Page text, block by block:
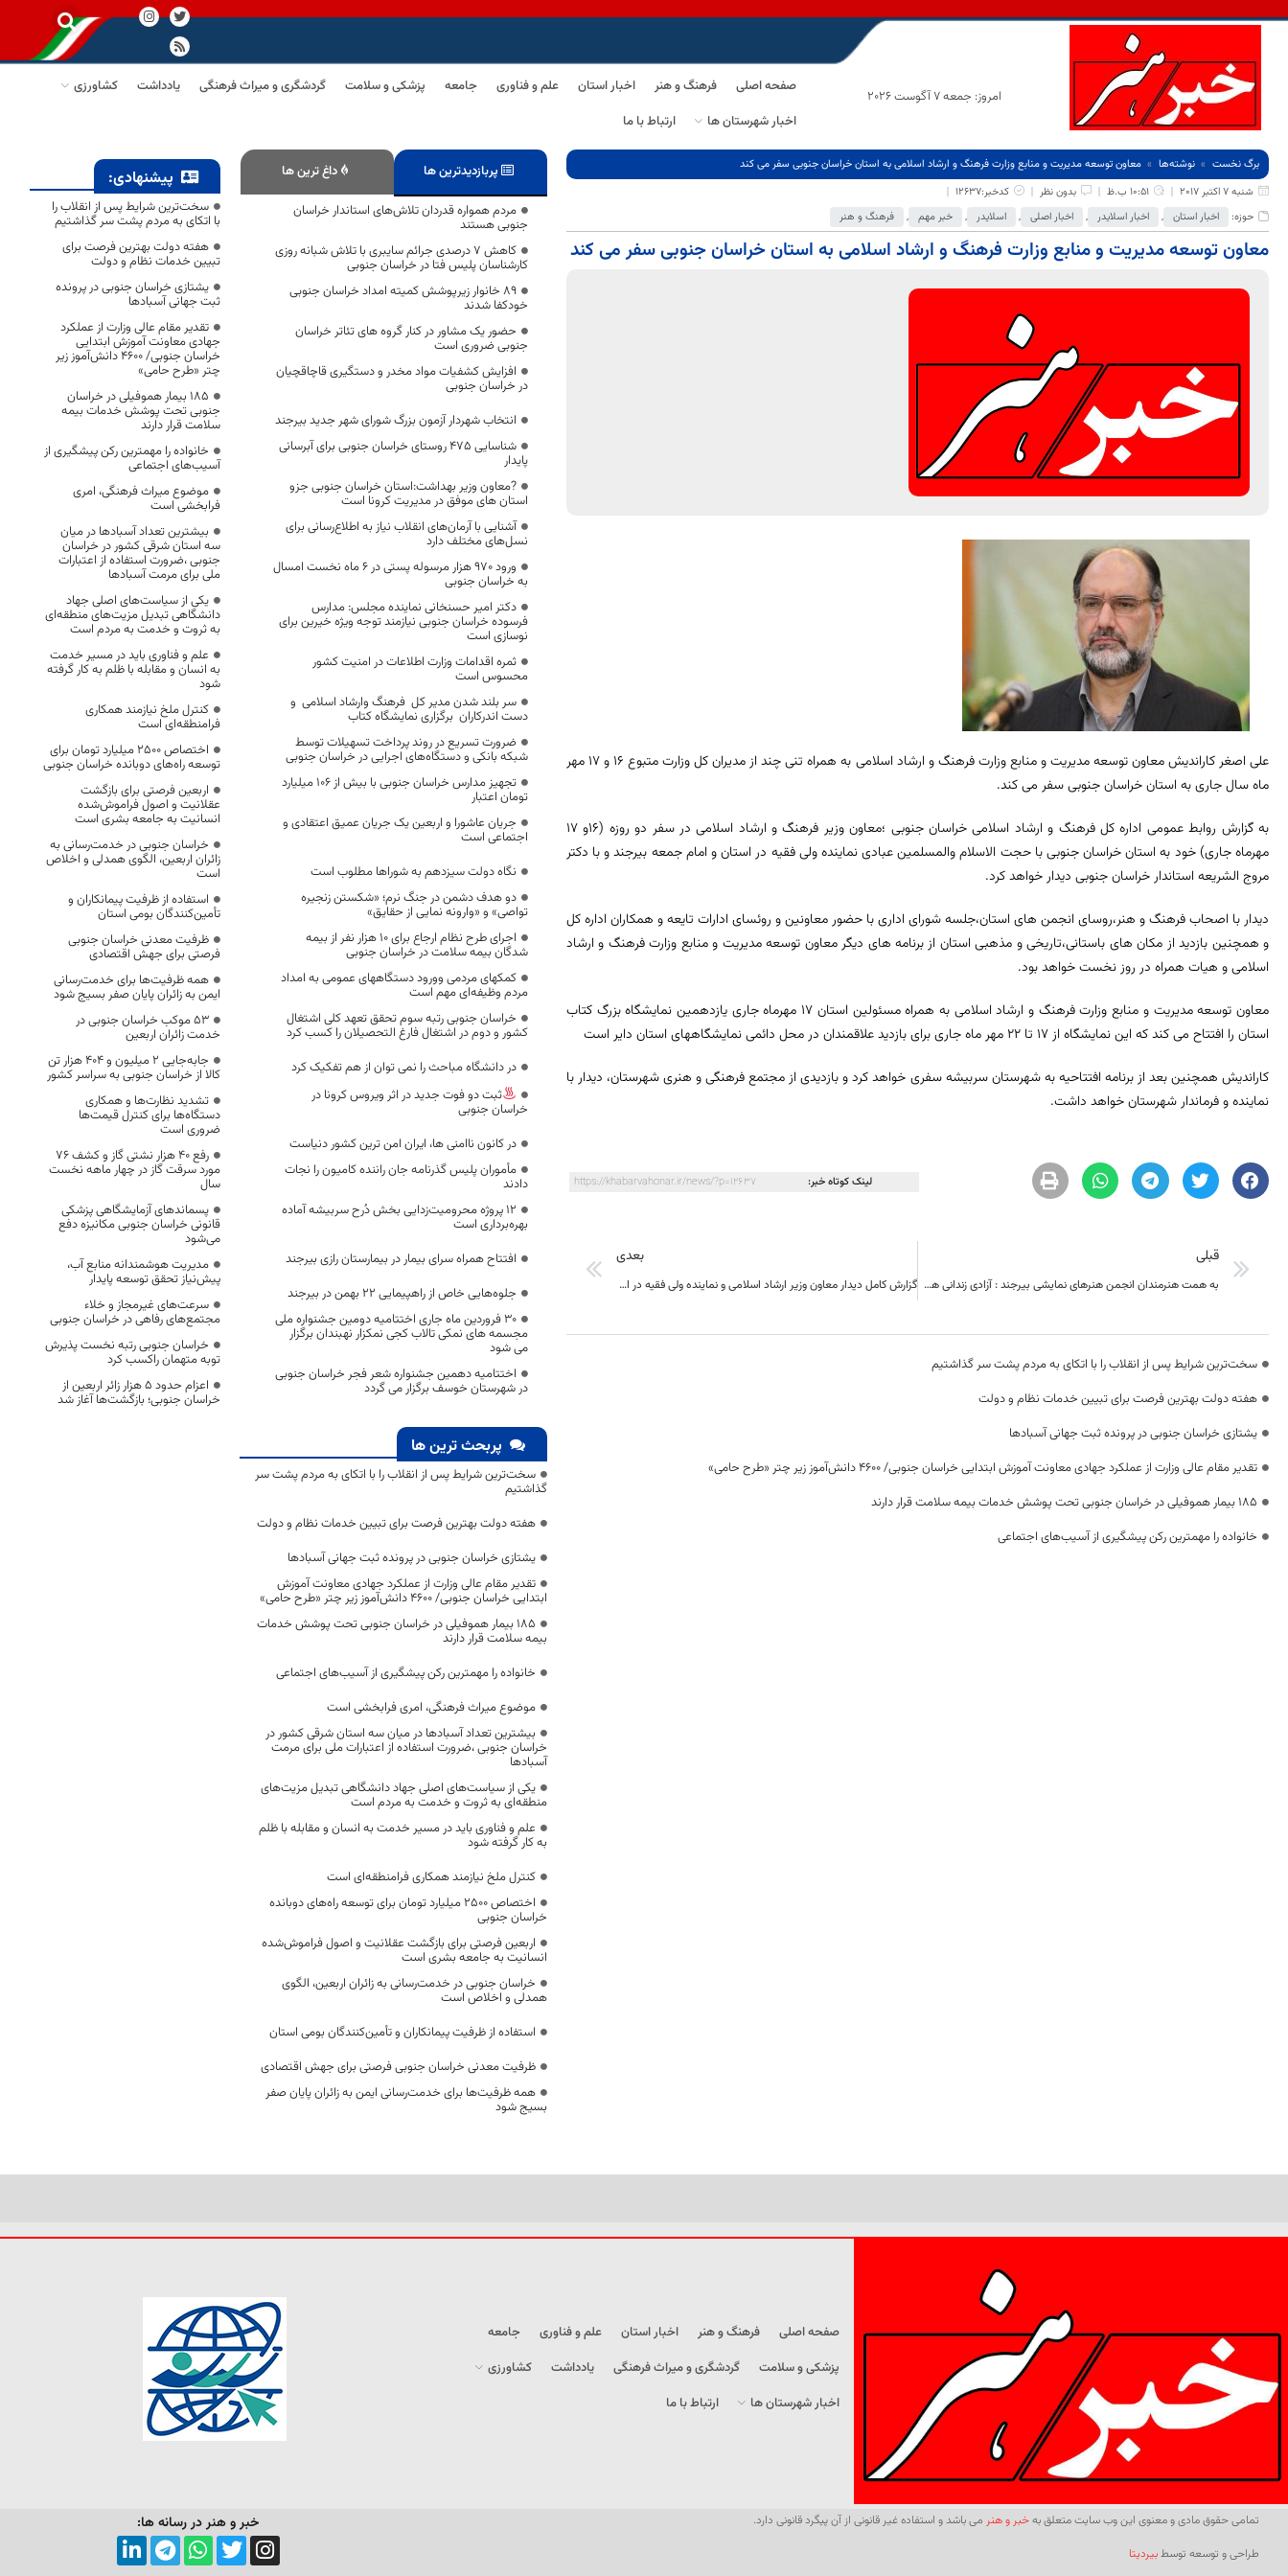
امروز: جمعه 7 آگوست 2026
صفحه اصلی فرهنگ و هنر اخبار استان علم و فناوری جامعه پزشکی و سلامت گردشگری و میراث فرهنگی یادداشت
کشاورزی
اخبار شهرستان ها
ارتباط با ما
برگ نخست نوشته‌ها
معاون توسعه مدیریت و منابع وزارت فرهنگ و ارشاد اسلامی به استان خراسان جنوبی سفر می کند
شنبه 7 اکتبر 2017
10:51 ب.ظ بدون نظر
کدخبر:12637
حوزه:
اخبار استان , اخبار اسلایدر , اخبار اصلی , اسلایدر , خبر مهم , فرهنگ و هنر
معاون توسعه مدیریت و منابع وزارت فرهنگ و ارشاد اسلامی به استان خراسان جنوبی سفر می کند
علی اصغر کاراندیش معاون توسعه مدیریت و منابع وزارت فرهنگ و ارشاد اسلامی به همراه تنی چند از مدیران کل وزارت متبوع ١٦ و ١٧ مهر
ماه سال جاری به استان خراسان جنوبی سفر می کند.
به گزارش روابط عمومی اداره کل فرهنگ و ارشاد اسلامی خراسان جنوبی ؛معاون وزیر فرهنگ و ارشاد اسلامی در سفر دو روزه (١٦و ١٧
مهرماه جاری) خود به استان خراسان جنوبی با حجت الاسلام والمسلمین عبادی نماینده ولی فقیه در استان و امام جمعه بیرجند و با دکتر
مروج الشریعه استاندار خراسان جنوبی دیدار خواهد کرد.
دیدار با اصحاب فرهنگ و هنر،روسای انجمن های استان،جلسه شورای اداری با حضور معاونین و روئسای ادارات تایعه و همکاران اداره کل
و همچنین بازدید از مکان های باستانی،تاریخی و مذهبی استان از برنامه های دیگر معاون توسعه مدیریت و منابع وزارت فرهنگ و ارشاد
اسلامی و هیات همراه در روز نخست خواهد بود.
معاون توسعه مدیریت و منابع وزارت فرهنگ و ارشاد اسلامی به همراه مسئولین استان ١٧ مهرماه جاری یازدهمین نمایشگاه بزرگ کتاب
استان را افتتاح می کند که این نمایشگاه از ١٧ تا ٢٢ مهر ماه جاری برای بازدید علاقمندان در محل دائمی نمایشگاههای استان دایر است
کاراندیش همچنین بعد از برنامه افتتاحیه به شهرستان سربیشه سفری خواهد کرد و بازدیدی از مجتمع فرهنگی و هنری شهرستان، دیدار با
نماینده و فرماندار شهرستان خواهد داشت.
لینک کوتاه خبر: https://khabarvahonar.ir/news/?p=12637
قبلی
به همت هنرمندان انجمن هنرهای نمایشی بیرجند : آزادی زندانی هم استانی، رهاورد کاروان نینوا
بعدی
گزارش کامل دیدار معاون وزیر ارشاد اسلامی و نماینده ولی فقیه در استان
سخت‌ترین شرایط پس از انقلاب را با اتکای به مردم پشت سر گذاشتیم
هفته دولت بهترین فرصت برای تبیین خدمات نظام و دولت
یشتازی خراسان جنوبی در پرونده ثبت جهانی آسبادها
تقدیر مقام عالی وزارت از عملکرد جهادی معاونت آموزش ابتدایی خراسان جنوبی/ ۴۶۰۰ دانش‌آموز زیر چتر «طرح حامی»
۱۸۵ بیمار هموفیلی در خراسان جنوبی تحت پوشش خدمات بیمه سلامت قرار دارند
خانواده را مهمترین رکن پیشگیری از آسیب‌های اجتماعی
پربازدیدترین ها داغ ترین ها
مردم همواره قدردان تلاش‌های استاندار خراسان
جنوبی هستند
کاهش ۷ درصدی جرائم سایبری با تلاش شبانه روزی
کارشناسان پلیس فتا در خراسان جنوبی
۸۹ خانوار زیرپوشش کمیته امداد خراسان جنوبی
خودکفا شدند
حضور یک مشاور در کنار گروه های تئاتر خراسان
جنوبی ضروری است
افزایش کشفیات مواد مخدر و دستگیری قاچاقچیان
در خراسان جنوبی
انتخاب شهردار آزمون بزرگ شورای شهر جدید بیرجند
شناسایی ۴۷۵ روستای خراسان جنوبی برای آبرسانی
پایدار
?معاون وزیر بهداشت:استان خراسان جنوبی جزو
استان های موفق در مدیریت کرونا است
آشنایی با آرمان‌های انقلاب نیاز به اطلاع‌رسانی برای
نسل‌های مختلف دارد
ورود 970 هزار مرسوله پستی در 6 ماه نخست امسال
به خراسان جنوبی
دکتر امیر حسنخانی نماینده مجلس: مدارس
فرسوده خراسان جنوبی نیازمند توجه ویژه خیرین برای
نوسازی است
ثمره اقدامات وزارت اطلاعات در امنیت کشور
محسوس است
سر بلند شدن مدیر کل فرهنگ وارشاد اسلامی و
دست اندرکاران برگزاری نمایشگاه کتاب
ضرورت تسریع در روند پرداخت تسهیلات توسط
شبکه بانکی و دستگاه‌های اجرایی در خراسان جنوبی
تجهیز مدارس خراسان جنوبی با بیش از ۱۰۶ میلیارد
تومان اعتبار
جریان عاشورا و اربعین یک جریان عمیق اعتقادی و
اجتماعی است
نگاه دولت سیزدهم به شوراها مطلوب است
دو هدف دشمن در جنگ نرم؛ «شکستن زنجیره
تواصی» و «وارونه نمایی از حقایق»
اجرای طرح نظام ارجاع برای ۱۰ هزار نفر از بیمه
شدگان بیمه سلامت در خراسان جنوبی
کمکهای مردمی وورود دستگاههای عمومی به امداد
مردم وظیفه‌ای مهم است
خراسان جنوبی رتبه سوم تحقق تعهد کلی اشتغال
کشور و دوم در اشتغال فارغ التحصیلان را کسب کرد
در دانشگاه مباحث را نمی توان از هم تفکیک کرد
ثبت دو فوت جدید در اثر ویروس کرونا در
خراسان جنوبی
در کانون ناامنی ها، ایران امن ترین کشور دنیاست
مأموران پلیس گذرنامه جان راننده کامیون را نجات
دادند
۱۲ پروژه محرومیت‌زدایی بخش دُرح سربیشه آماده
بهره‌برداری است
افتتاح همراه سرای بیمار در بیمارستان رازی بیرجند
جلوه‌هایی خاص از راهپیمایی ۲۲ بهمن در بیرجند
٣٠ فروردین ماه جاری اختتامیه دومین جشنواره ملی
مجسمه های نمکی تالاب کجی نمکزار نهبندان برگزار
می شود
اختتامیه دهمین جشنواره شعر فجر خراسان جنوبی
در شهرستان خوسف برگزار می گردد
پربحث ترین ها
سخت‌ترین شرایط پس از انقلاب را با اتکای به مردم پشت سر
گذاشتیم
هفته دولت بهترین فرصت برای تبیین خدمات نظام و دولت
یشتازی خراسان جنوبی در پرونده ثبت جهانی آسبادها
تقدیر مقام عالی وزارت از عملکرد جهادی معاونت آموزش
ابتدایی خراسان جنوبی/ ۴۶۰۰ دانش‌آموز زیر چتر «طرح حامی»
۱۸۵ بیمار هموفیلی در خراسان جنوبی تحت پوشش خدمات
بیمه سلامت قرار دارند
خانواده را مهمترین رکن پیشگیری از آسیب‌های اجتماعی
موضوع میراث فرهنگی، امری فرابخشی است
بیشترین تعداد آسبادها در میان سه استان شرقی کشور در
خراسان جنوبی ،ضرورت استفاده از اعتبارات ملی برای مرمت
آسبادها
یکی از سیاست‌های اصلی جهاد دانشگاهی تبدیل مزیت‌های
منطقه‌ای به ثروت و خدمت به مردم است
علم و فناوری باید در مسیر خدمت به انسان و مقابله با ظلم
به کار گرفته شود
کنترل ملخ نیازمند همکاری فرامنطقه‌ای است
اختصاص 2500 میلیارد تومان برای توسعه راه‌های دوبانده
خراسان جنوبی
اربعین فرصتی برای بازگشت عقلانیت و اصول فراموش‌شده
انسانیت به جامعه بشری است
خراسان جنوبی در خدمت‌رسانی به زائران اربعین، الگوی
همدلی و اخلاص است
استفاده از ظرفیت پیمانکاران و تأمین‌کنندگان بومی استان
ظرفیت معدنی خراسان جنوبی فرصتی برای جهش اقتصادی
همه ظرفیت‌ها برای خدمت‌رسانی ایمن به زائران پایان صفر
بسیج شود
پیشنهادی:
سخت‌ترین شرایط پس از انقلاب را
با اتکای به مردم پشت سر گذاشتیم
هفته دولت بهترین فرصت برای
تبیین خدمات نظام و دولت
یشتازی خراسان جنوبی در پرونده
ثبت جهانی آسبادها
تقدیر مقام عالی وزارت از عملکرد
جهادی معاونت آموزش ابتدایی
خراسان جنوبی/ ۴۶۰۰ دانش‌آموز زیر
چتر «طرح حامی»
۱۸۵ بیمار هموفیلی در خراسان
جنوبی تحت پوشش خدمات بیمه
سلامت قرار دارند
خانواده را مهمترین رکن پیشگیری از
آسیب‌های اجتماعی
موضوع میراث فرهنگی، امری
فرابخشی است
بیشترین تعداد آسبادها در میان
سه استان شرقی کشور در خراسان
جنوبی ،ضرورت استفاده از اعتبارات
ملی برای مرمت آسبادها
یکی از سیاست‌های اصلی جهاد
دانشگاهی تبدیل مزیت‌های منطقه‌ای
به ثروت و خدمت به مردم است
علم و فناوری باید در مسیر خدمت
به انسان و مقابله با ظلم به کار گرفته
شود
کنترل ملخ نیازمند همکاری
فرامنطقه‌ای است
اختصاص 2500 میلیارد تومان برای
توسعه راه‌های دوبانده خراسان جنوبی
اربعین فرصتی برای بازگشت
عقلانیت و اصول فراموش‌شده
انسانیت به جامعه بشری است
خراسان جنوبی در خدمت‌رسانی به
زائران اربعین، الگوی همدلی و اخلاص
است
استفاده از ظرفیت پیمانکاران و
تأمین‌کنندگان بومی استان
ظرفیت معدنی خراسان جنوبی
فرصتی برای جهش اقتصادی
همه ظرفیت‌ها برای خدمت‌رسانی
ایمن به زائران پایان صفر بسیج شود
53 موکب خراسان جنوبی در
خدمت زائران اربعین
جابه‌جایی 2 میلیون و 404 هزار تن
کالا از خراسان جنوبی به سراسر کشور
تشدید نظارت‌ها و همکاری
دستگاه‌ها برای کنترل قیمت‌ها
ضروری است
رفع 40 هزار نشتی گاز و کشف 76
مورد سرقت گاز در چهار ماهه نخست
سال
پسماندهای آزمایشگاهی پزشکی
قانونی خراسان جنوبی مکانیزه دفع
می‌شود
مدیریت هوشمندانه منابع آب،
پیش‌نیاز تحقق توسعه پایدار
سرعت‌های غیرمجاز و خلاء
مجتمع‌های رفاهی در خراسان جنوبی
خراسان جنوبی رتبه نخست پذیرش
توبه متهمان راکسب کرد
اعزام حدود 5 هزار زائر اربعین از
خراسان جنوبی؛ بازگشت‌ها آغاز شد
صفحه اصلی فرهنگ و هنر اخبار استان علم و فناوری
جامعه
پزشکی و سلامت
گردشگری و میراث فرهنگی یادداشت
کشاورزی
اخبار شهرستان ها
ارتباط با ما
تمامی حقوق مادی و معنوی این وب سایت متعلق بهخبر و هنر می باشد و استفاده غیر قانونی از آن پیگرد قانونی دارد.
طراحی و توسعه توسطبیردیتا
خبر و هنر در رسانه ها: